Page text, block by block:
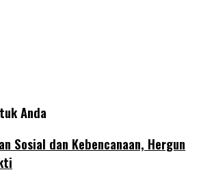
Anda
Sosial dan Kebencanaan, Hergun